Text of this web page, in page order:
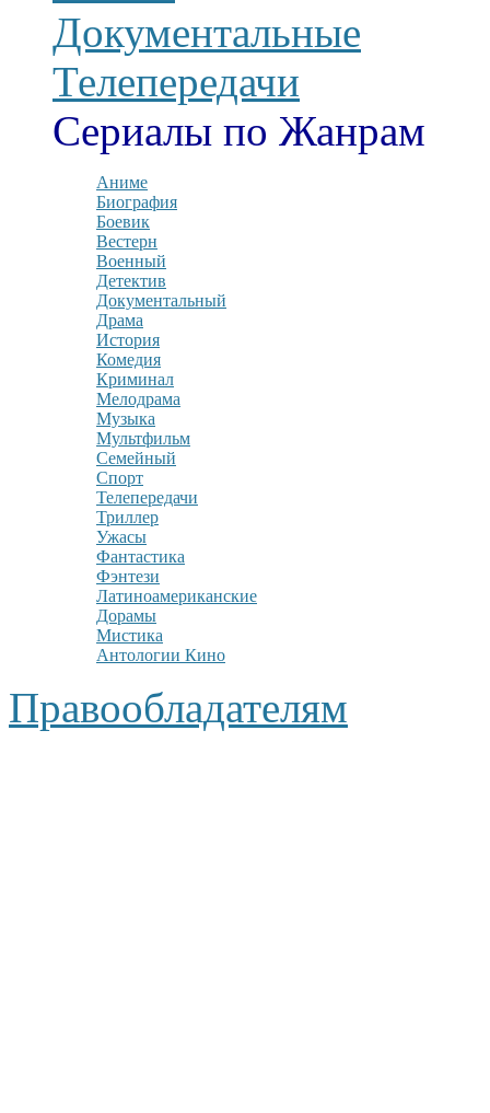
Документальные
Телепередачи
Сериалы по Жанрам
Аниме
Биография
Боевик
Вестерн
Военный
Детектив
Документальный
Драма
История
Комедия
Криминал
Мелодрама
Музыка
Мультфильм
Семейный
Спорт
Телепередачи
Триллер
Ужасы
Фантастика
Фэнтези
Латиноамериканские
Дорамы
Мистика
Антологии Кино
Правообладателям